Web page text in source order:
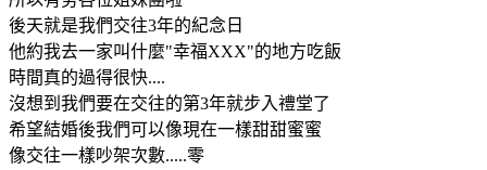
後天就是我們交往3年的紀念日
他約我去一家叫什麼"幸福XXX"的地方吃飯
時間真的過得很快....
沒想到我們要在交往的第3年就步入禮堂了
希望結婚後我們可以像現在一樣甜甜蜜蜜
像交往一樣吵架次數.....零